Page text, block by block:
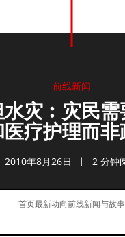
前线新闻
水灾︰灾民
医疗护理而非
2010年8月26日 2 分钟
首页最新动向前线新闻与故事